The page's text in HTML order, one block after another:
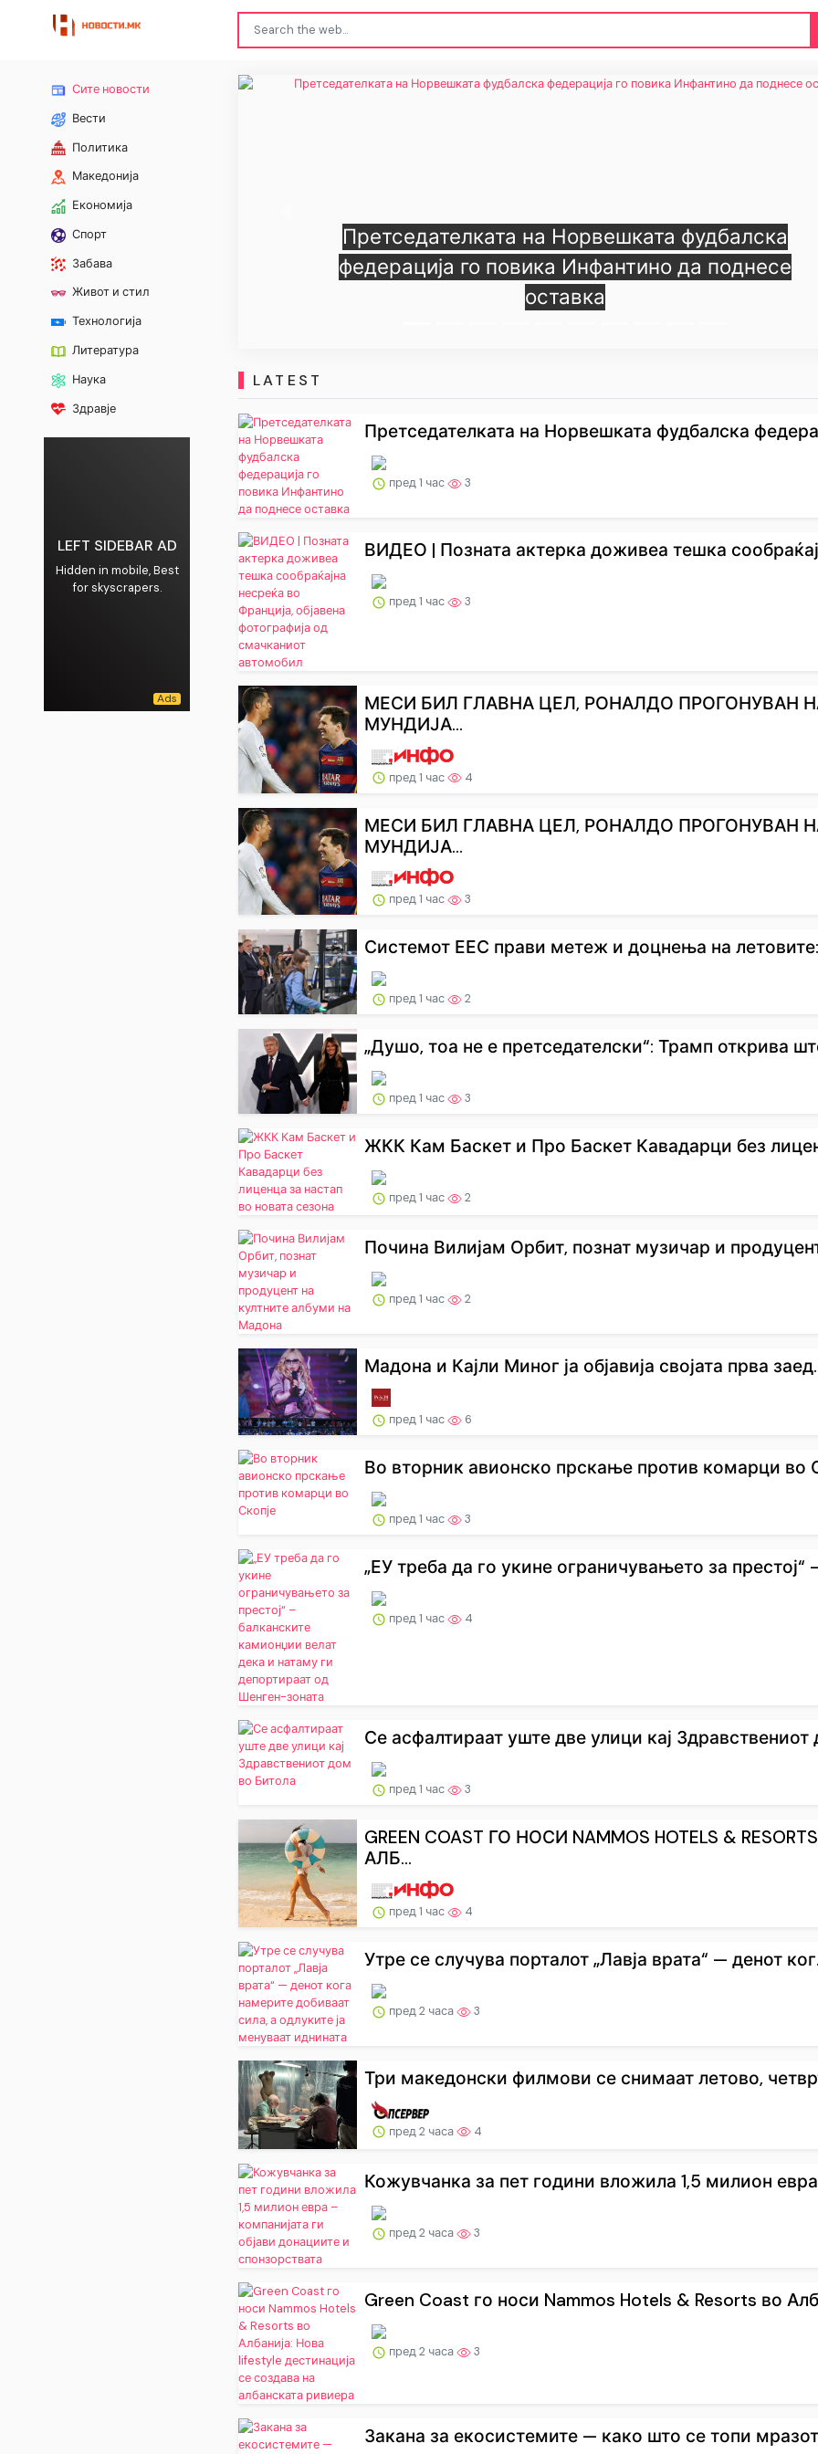
Сите новости
Вести
Политика
Македонија
Економија
Спорт
Забава
Живот и стил
Технологија
Литература
Наука
Здравје
LEFT SIDEBAR AD
Hidden in mobile, Best
for skyscrapers.
Претседателката на Норвешката фудбалска
федерација го повика Инфантино да поднесе
оставка
LATEST
Претседателката на Норвешката фудбалска
пред 1 час 3
ВИДЕО | Позната актерка доживеа тешка
пред 1 час 3
МЕСИ БИЛ ГЛАВНА ЦЕЛ, РОНАЛДО ПРОГОНУВАН
МУНДИЈА...
пред 1 час 4
МЕСИ БИЛ ГЛАВНА ЦЕЛ, РОНАЛДО ПРОГОНУВАН
МУНДИЈА...
пред 1 час 3
Системот ЕЕС прави метеж и доцнења на
пред 1 час 2
„Душо, тоа не е претседателски“: Трамп открива
пред 1 час 3
ЖКК Кам Баскет и Про Баскет Кавадарци без
пред 1 час 2
Почина Вилијам Орбит, познат музичар и
пред 1 час 2
Мадона и Кајли Миног ја објавија својата прва
пред 1 час 6
Во вторник авионско прскање против комарци во
пред 1 час 3
„ЕУ треба да го укине ограничувањето за престој“
пред 1 час 4
Се асфалтираат уште две улици кај Здравствениот
пред 1 час 3
GREEN COAST ГО НОСИ NAMMOS HOTELS &
АЛБ...
пред 1 час 4
Утре се случува порталот „Лавја врата“ — денот
пред 2 часа 3
Три македонски филмови се снимаат летово,
пред 2 часа 4
Кожувчанка за пет години вложила 1,5 милион евра
пред 2 часа 3
Green Coast го носи Nammos Hotels & Resorts во
пред 2 часа 3
Закана за екосистемите — како што се топи